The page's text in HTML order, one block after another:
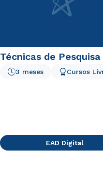
Técnicas de Pesquisa
3 meses Cursos
EAD Digital